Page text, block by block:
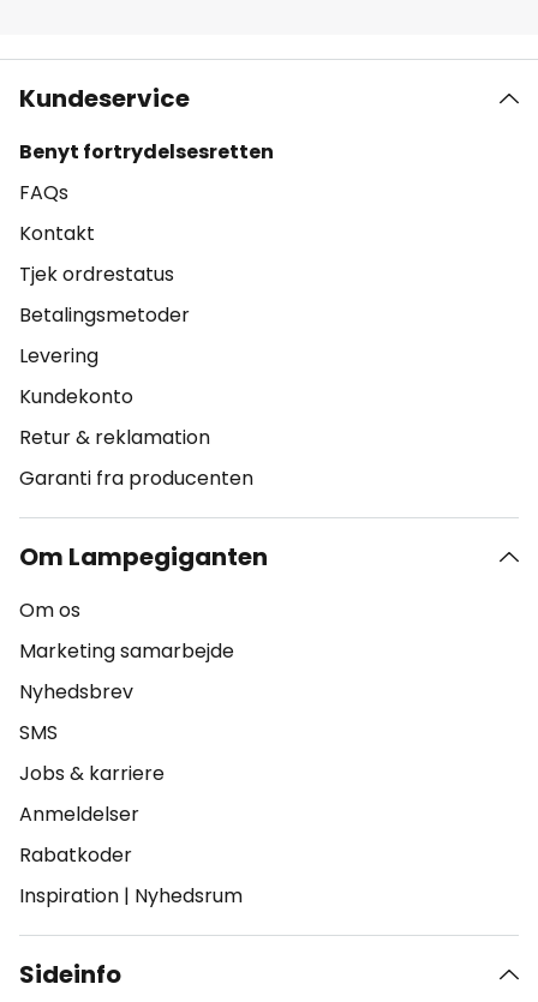
Kundeservice
Benyt fortrydelsesretten
FAQs
Kontakt
Tjek ordrestatus
Betalingsmetoder
Levering
Kundekonto
Retur & reklamation
Garanti fra producenten
Om Lampegiganten
Om os
Marketing samarbejde
Nyhedsbrev
SMS
Jobs & karriere
Anmeldelser
Rabatkoder
Inspiration | Nyhedsrum
Sideinfo